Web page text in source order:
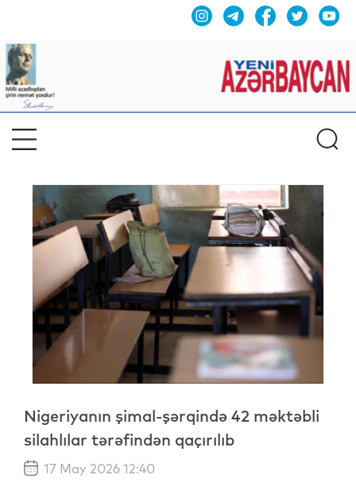
Nigeriyanın şimal-şərqində 42 məktəbli
silahlılar tərəfindən qaçırılıb
17 May 2026 12:40